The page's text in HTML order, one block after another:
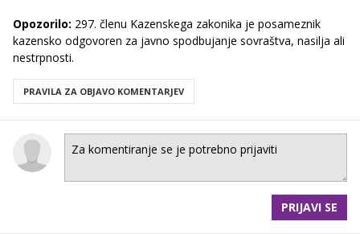
Opozorilo: 297. členu Kazenskega zakonika je posameznik
kazensko odgovoren za javno spodbujanje sovraštva, nasilja ali
nestrpnosti.
PRAVILA ZA OBJAVO KOMENTARJEV
PRIJAVI SE